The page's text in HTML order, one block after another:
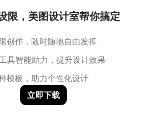
限，美图设计室帮你搞定
创作，随时随地自由发挥
具智能助力，提升设计效果
模板，助力个性化设计
立即下载